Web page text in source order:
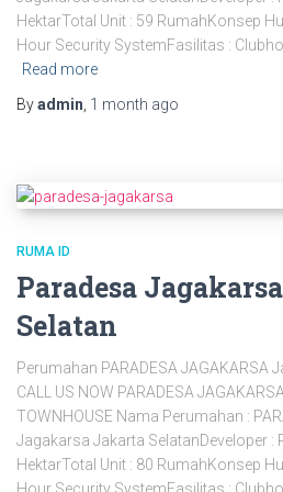
HektarTotal Unit : 59 RumahKonsep
Hour Security SystemFasilitas :
Read more
Byadmin, 1 month ago
RUMA ID
Paradesa
Selatan
Perumahan PARADESA JAGAKARSA
CALL US NOW PARADESA
TOWNHOUSE Nama Perumahan :
Jagakarsa Jakarta SelatanDeveloper :
HektarTotal Unit : 80 RumahKonsep
Hour Security SystemFasilitas :